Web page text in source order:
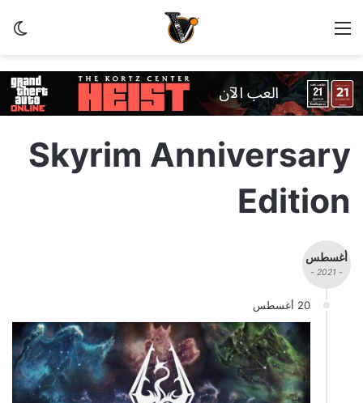
القائمة
Skyrim Anniversary
Edition
أغسطس
- 2021 -
20 أغسطس